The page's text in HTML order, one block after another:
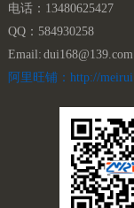
电话：13480625427
QQ：584930258
Email: dui168@139.com
阿里旺铺：http://